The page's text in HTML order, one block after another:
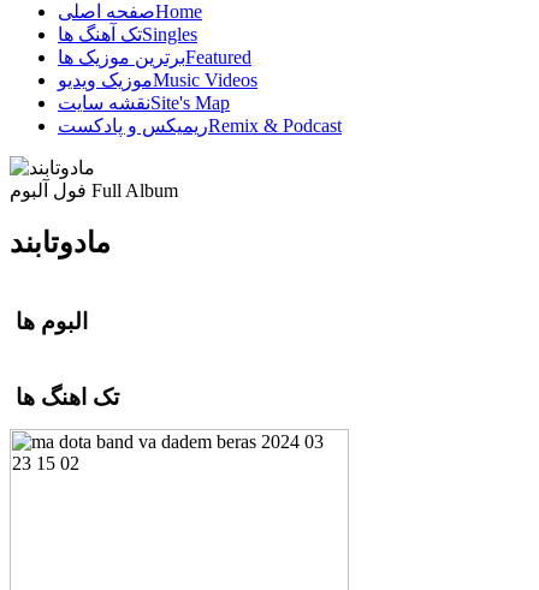
صفحه اصلیHome
تک آهنگ هاSingles
برترین موزیک هاFeatured
موزیک ویدیوMusic Videos
نقشه سایتSite's Map
ریمیکس و پادکستRemix & Podcast
Full Album
مادوتابند
البوم ها
تک اهنگ ها